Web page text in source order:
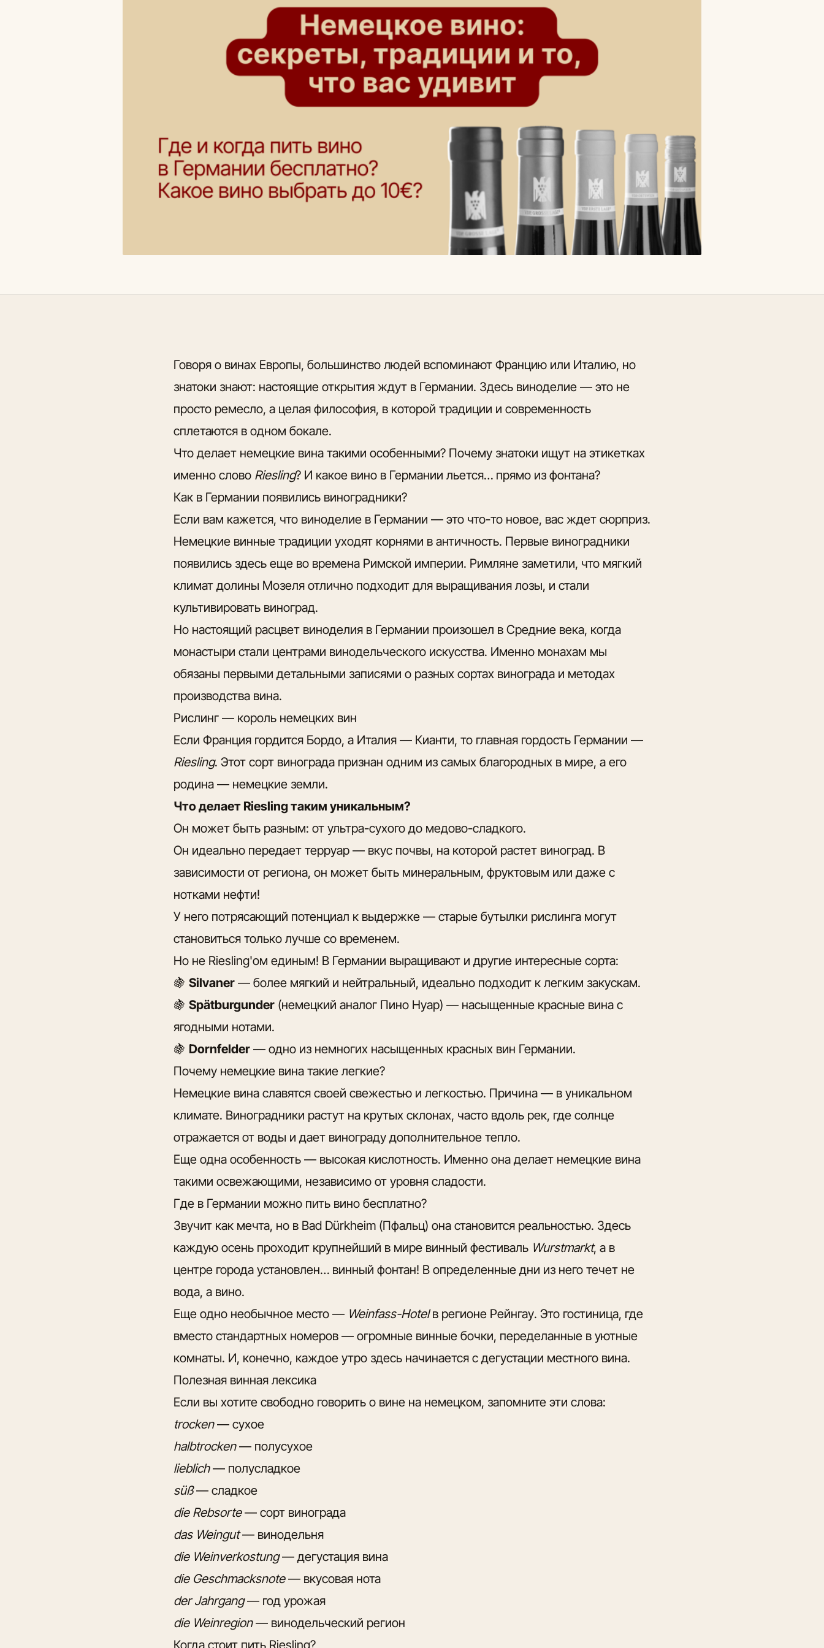
Говоря о винах Европы, большинство людей вспоминают Францию или Италию, но
знатоки знают: настоящие открытия ждут в Германии. Здесь виноделие — это не
просто ремесло, а целая философия, в которой традиции и современность
сплетаются в одном бокале.
Что делает немецкие вина такими особенными? Почему знатоки ищут на этикетках
именно слово Riesling? И какое вино в Германии льется… прямо из фонтана?
Как в Германии появились виноградники?
Если вам кажется, что виноделие в Германии — это что-то новое, вас ждет сюрприз.
Немецкие винные традиции уходят корнями в античность. Первые виноградники
появились здесь еще во времена Римской империи. Римляне заметили, что мягкий
климат долины Мозеля отлично подходит для выращивания лозы, и стали
культивировать виноград.
Но настоящий расцвет виноделия в Германии произошел в Средние века, когда
монастыри стали центрами винодельческого искусства. Именно монахам мы
обязаны первыми детальными записями о разных сортах винограда и методах
производства вина.
Рислинг — король немецких вин
Если Франция гордится Бордо, а Италия — Кианти, то главная гордость Германии —
Riesling. Этот сорт винограда признан одним из самых благородных в мире, а его
родина — немецкие земли.
Что делает Riesling таким уникальным?
Он может быть разным: от ультра-сухого до медово-сладкого.
Он идеально передает терруар — вкус почвы, на которой растет виноград. В
зависимости от региона, он может быть минеральным, фруктовым или даже с
нотками нефти!
У него потрясающий потенциал к выдержке — старые бутылки рислинга могут
становиться только лучше со временем.
Но не Riesling'ом единым! В Германии выращивают и другие интересные сорта:
🍇 Silvaner— более мягкий и нейтральный, идеально подходит к легким закускам.
🍇 Spätburgunder(немецкий аналог Пино Нуар) — насыщенные красные вина с
ягодными нотами.
🍇 Dornfelder— одно из немногих насыщенных красных вин Германии.
Почему немецкие вина такие легкие?
Немецкие вина славятся своей свежестью и легкостью. Причина — в уникальном
климате. Виноградники растут на крутых склонах, часто вдоль рек, где солнце
отражается от воды и дает винограду дополнительное тепло.
Еще одна особенность — высокая кислотность. Именно она делает немецкие вина
такими освежающими, независимо от уровня сладости.
Где в Германии можно пить вино бесплатно?
Звучит как мечта, но в Bad Dürkheim (Пфальц) она становится реальностью. Здесь
каждую осень проходит крупнейший в мире винный фестиваль Wurstmarkt, а в
центре города установлен… винный фонтан! В определенные дни из него течет не
вода, а вино.
Еще одно необычное место — Weinfass-Hotelв регионе Рейнгау. Это гостиница, где
вместо стандартных номеров — огромные винные бочки, переделанные в уютные
комнаты. И, конечно, каждое утро здесь начинается с дегустации местного вина.
Полезная винная лексика
Если вы хотите свободно говорить о вине на немецком, запомните эти слова:
trocken— сухое
halbtrocken— полусухое
lieblich— полусладкое
süß— сладкое
die Rebsorte— сорт винограда
das Weingut— винодельня
die Weinverkostung— дегустация вина
die Geschmacksnote— вкусовая нота
der Jahrgang— год урожая
die Weinregion— винодельческий регион
Когда стоит пить Riesling?